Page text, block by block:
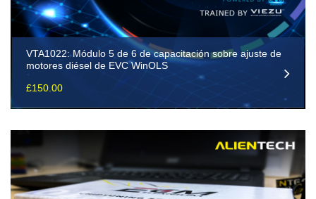
VTA1022: Módulo 5 de 6 de capacitación sobre ajuste de
motores diésel de EVC WinOLS
£150.00